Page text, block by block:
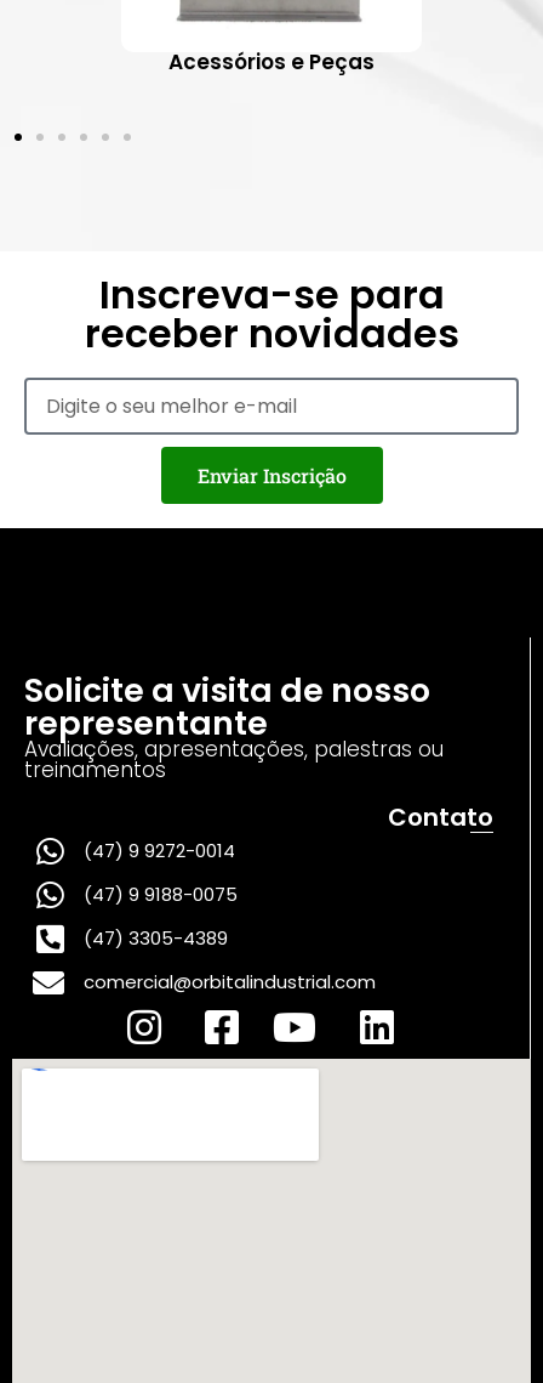
Acessórios e Peças
Inscreva-se para
receber novidades
Enviar Inscrição
Solicite a visita de nosso
representante
Avaliações, apresentações, palestras ou
treinamentos
Contato
(47) 9 9272-0014
(47) 9 9188-0075
(47) 3305-4389
comercial@orbitalindustrial.com